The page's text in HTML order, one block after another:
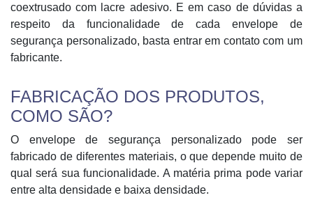
coextrusado com lacre adesivo. E em caso de dúvidas a
respeito da funcionalidade de cada envelope de
segurança personalizado, basta entrar em contato com um
fabricante.
FABRICAÇÃO DOS PRODUTOS,
COMO SÃO?
O envelope de segurança personalizado pode ser
fabricado de diferentes materiais, o que depende muito de
qual será sua funcionalidade. A matéria prima pode variar
entre alta densidade e baixa densidade.